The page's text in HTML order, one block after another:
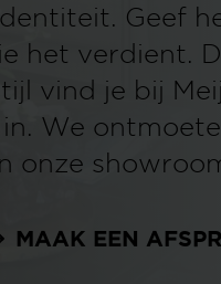
het
De
Meijs